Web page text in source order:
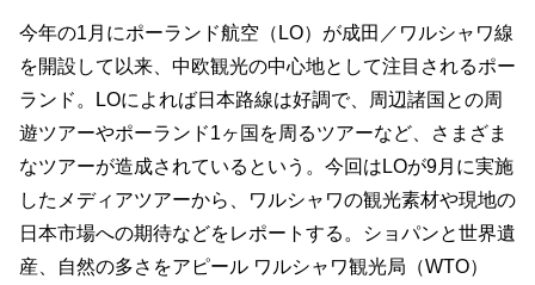
今年の1月にポーランド航空（LO）が成田／ワルシャワ線
を開設して以来、中欧観光の中心地として注目されるポー
ランド。LOによれば日本路線は好調で、周辺諸国との周
遊ツアーやポーランド1ヶ国を周るツアーなど、さまざま
なツアーが造成されているという。今回はLOが9月に実施
したメディアツアーから、ワルシャワの観光素材や現地の
日本市場への期待などをレポートする。ショパンと世界遺
産、自然の多さをアピール ワルシャワ観光局（WTO）